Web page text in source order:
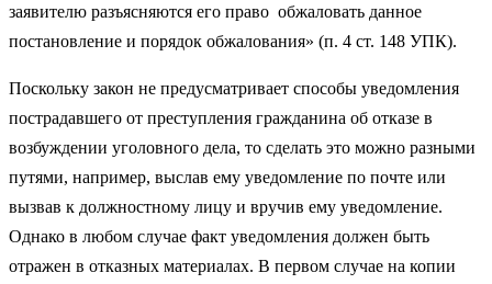
заявителю разъясняются его право обжаловать данное
постановление и порядок обжалования» (п. 4 ст. 148 УПК).
Поскольку закон не предусматривает способы уведомления
пострадавшего от преступления гражданина об отказе в
возбуждении уголовного дела, то сделать это можно разными
путями, например, выслав ему уведомление по почте или
вызвав к должностному лицу и вручив ему уведомление.
Однако в любом случае факт уведомления должен быть
отражен в отказных материалах. В первом случае на копии